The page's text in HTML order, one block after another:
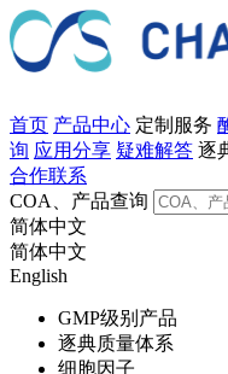
首页 产品中心 定制服务
询 应用分享 疑难解答 逐
合作联系
COA、产品查询
简体中文
简体中文
English
GMP级别产品
逐典质量体系
细胞因子